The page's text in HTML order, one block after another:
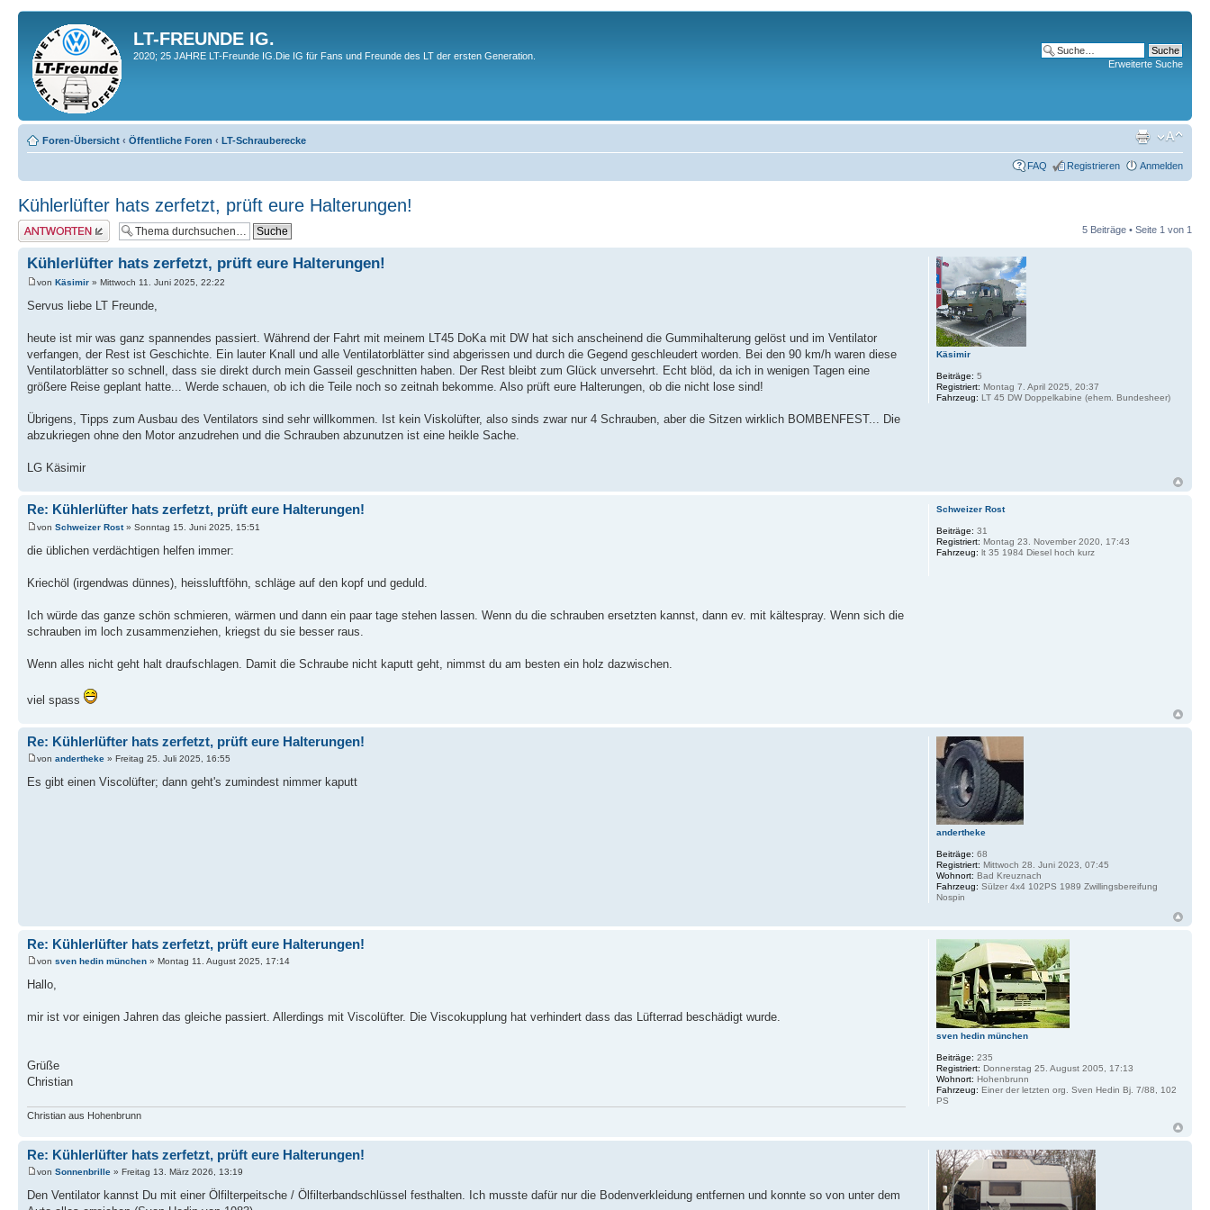
LT-FREUNDE IG.
2020; 25 JAHRE LT-Freunde IG.Die IG für Fans und Freunde des LT der ersten Generation.
Erweiterte Suche
Foren-Übersicht ‹ Öffentliche Foren ‹ LT-Schrauberecke
FAQ Registrieren Anmelden
Kühlerlüfter hats zerfetzt, prüft eure Halterungen!
Antwort erstellen 5 Beiträge • Seite 1 von 1
Kühlerlüfter hats zerfetzt, prüft eure Halterungen!
von Käsimir » Mittwoch 11. Juni 2025, 22:22
Servus liebe LT Freunde,
heute ist mir was ganz spannendes passiert. Während der Fahrt mit meinem LT45 DoKa mit DW hat sich anscheinend die Gummihalterung gelöst und im Ventilator
verfangen, der Rest ist Geschichte. Ein lauter Knall und alle Ventilatorblätter sind abgerissen und durch die Gegend geschleudert worden. Bei den 90 km/h waren diese
Ventilatorblätter so schnell, dass sie direkt durch mein Gasseil geschnitten haben. Der Rest bleibt zum Glück unversehrt. Echt blöd, da ich in wenigen Tagen eine
größere Reise geplant hatte... Werde schauen, ob ich die Teile noch so zeitnah bekomme. Also prüft eure Halterungen, ob die nicht lose sind!
Übrigens, Tipps zum Ausbau des Ventilators sind sehr willkommen. Ist kein Viskolüfter, also sinds zwar nur 4 Schrauben, aber die Sitzen wirklich BOMBENFEST... Die
abzukriegen ohne den Motor anzudrehen und die Schrauben abzunutzen ist eine heikle Sache.
LG Käsimir
Käsimir
Beiträge: 5
Registriert: Montag 7. April 2025, 20:37
Fahrzeug: LT 45 DW Doppelkabine (ehem. Bundesheer)
Re: Kühlerlüfter hats zerfetzt, prüft eure Halterungen!
von Schweizer Rost» Sonntag 15. Juni 2025, 15:51
die üblichen verdächtigen helfen immer:
Kriechöl (irgendwas dünnes), heissluftföhn, schläge auf den kopf und geduld.
Ich würde das ganze schön schmieren, wärmen und dann ein paar tage stehen lassen. Wenn du die schrauben ersetzten kannst, dann ev. mit kältespray. Wenn sich die
schrauben im loch zusammenziehen, kriegst du sie besser raus.
Wenn alles nicht geht halt draufschlagen. Damit die Schraube nicht kaputt geht, nimmst du am besten ein holz dazwischen.
viel spass
Schweizer Rost
Beiträge: 31
Registriert: Montag 23. November 2020, 17:43
Fahrzeug: lt 35 1984 Diesel hoch kurz
Re: Kühlerlüfter hats zerfetzt, prüft eure Halterungen!
von andertheke » Freitag 25. Juli 2025, 16:55
Es gibt einen Viscolüfter; dann geht's zumindest nimmer kaputt
andertheke
Beiträge: 68
Registriert: Mittwoch 28. Juni 2023, 07:45
Wohnort: Bad Kreuznach
Fahrzeug: Sülzer 4x4 102PS 1989 Zwillingsbereifung
Nospin
Re: Kühlerlüfter hats zerfetzt, prüft eure Halterungen!
von sven hedin münchen » Montag 11. August 2025, 17:14
Hallo,
mir ist vor einigen Jahren das gleiche passiert. Allerdings mit Viscolüfter. Die Viscokupplung hat verhindert dass das Lüfterrad beschädigt wurde.
Grüße
Christian
Christian aus Hohenbrunn
sven hedin münchen
Beiträge: 235
Registriert: Donnerstag 25. August 2005, 17:13
Wohnort: Hohenbrunn
Fahrzeug: Einer der letzten org. Sven Hedin Bj. 7/88, 102
PS
Re: Kühlerlüfter hats zerfetzt, prüft eure Halterungen!
von Sonnenbrille » Freitag 13. März 2026, 13:19
Den Ventilator kannst Du mit einer Ölfilterpeitsche / Ölfilterbandschlüssel festhalten. Ich musste dafür nur die Bodenverkleidung entfernen und konnte so von unter dem